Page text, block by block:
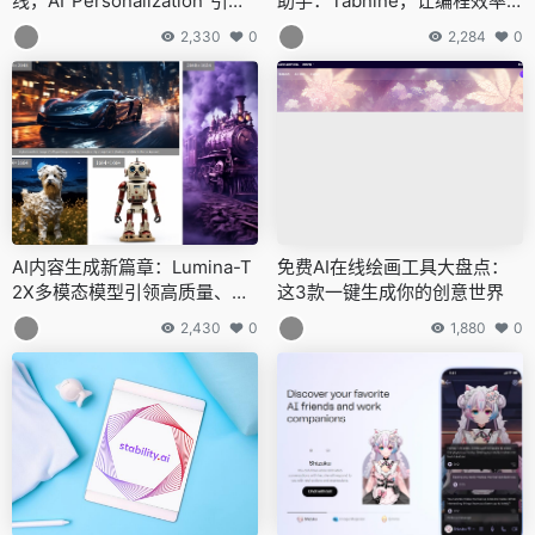
个性化写作新时代
2,330 0
革命性飞跃
2,284 0
AI内容生成新篇章：Lumina-T
2X多模态模型引领高质量、低
成本风潮
2,430 0
免费AI在线绘画工具大盘点：
这3款一键生成你的创意世界
1,880 0